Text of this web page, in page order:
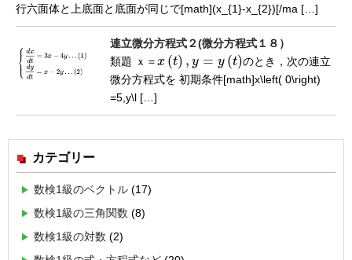
行六面体と上底面と底面が同じで[math](x_{1}-x_{2})[/ma […]
連立微分方程式２(微分方程式１８）
類題 ｘ ＝x (t) , y = y (t)
ｘ ＝x( t),y = y(t )
のとき，次の連立
微分方程式を 初期条件[math]x\left( 0\right)
=5,y\l […]
カテゴリー
数検1級のベクトル (17)
数検1級の三角関数 (8)
数検1級の対数 (2)